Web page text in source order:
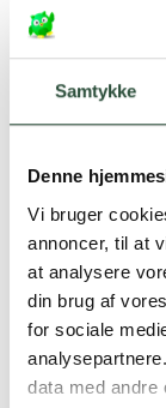
Samtykke
Denne
Vi bruger
annoncer, til at
at analysere
din brug af
for sociale
data med andre